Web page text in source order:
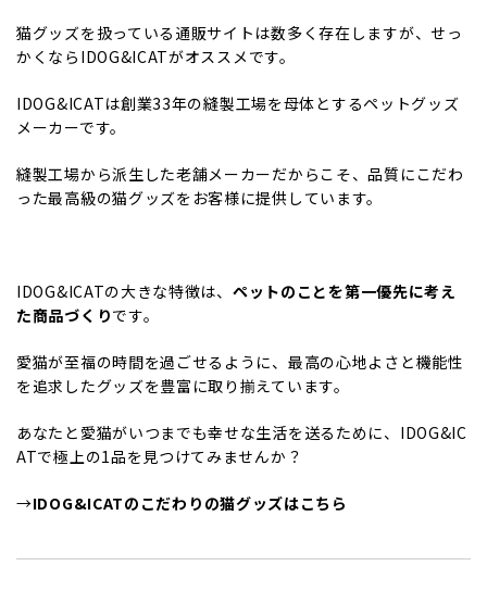
猫グッズを扱っている通販サイトは数多く存在しますが、せっ
かくならIDOG&ICATがオススメです。
IDOG&ICATは創業33年の縫製工場を母体とするペットグッズ
メーカーです。
縫製工場から派生した老舗メーカーだからこそ、品質にこだわ
った最高級の猫グッズをお客様に提供しています。
IDOG&ICATの大きな特徴は、 ペットのことを第一優先に考え
た商品づくりです。
愛猫が至福の時間を過ごせるように、最高の心地よさと機能性
を追求したグッズを豊富に取り揃えています。
あなたと愛猫がいつまでも幸せな生活を送るために、IDOG&IC
ATで極上の1品を見つけてみませんか？
→IDOG&ICATのこだわりの猫グッズはこちら